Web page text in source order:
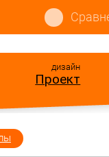
дизайн
Проект